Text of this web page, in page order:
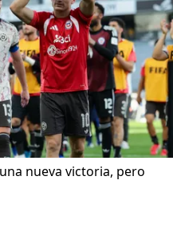
nueva victoria, pero